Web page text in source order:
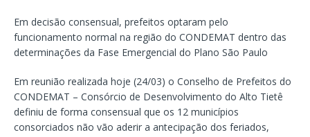
Em decisão consensual, prefeitos optaram pelo
funcionamento normal na região do CONDEMAT dentro das
determinações da Fase Emergencial do Plano São Paulo
Em reunião realizada hoje (24/03) o Conselho de Prefeitos do
CONDEMAT – Consórcio de Desenvolvimento do Alto Tietê
definiu de forma consensual que os 12 municípios
consorciados não vão aderir a antecipação dos feriados,